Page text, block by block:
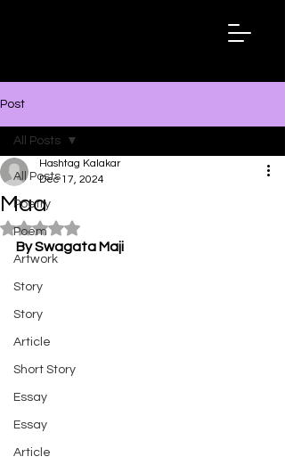
Post
All Posts
Poetry
Poem
Artwork
Story
Story
Article
Short Story
Essay
Essay
Article
All Posts
Maa
Hashtag Kalakar
Dec 17, 2024
Rated NaN out of 5 stars.
By Swagata Maji